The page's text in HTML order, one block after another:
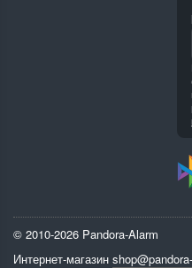
© 2010-2026 Pandora-Alarm
Интернет-магазин